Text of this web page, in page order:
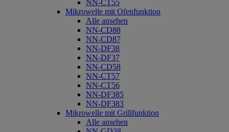
NN-CT55
Mikrowelle mit Ofenfunktion
Alle ansehen
NN-CD88
NN-CD87
NN-DF38
NN-DF37
NN-CD58
NN-CT57
NN-CT56
NN-DF385
NN-DF383
Mikrowelle mit Grillfunktion
Alle ansehen